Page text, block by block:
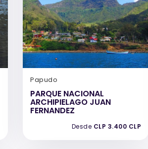
Papudo
PARQUE NACIONAL
ARCHIPIELAGO JUAN
FERNANDEZ
Desde CLP 3.400 CLP